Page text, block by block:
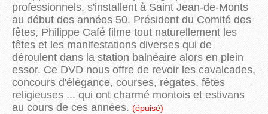
professionnels, s'installent à Saint Jean-de-Monts
au début des années 50. Président du Comité des
fêtes, Philippe Café filme tout naturellement les
fêtes et les manifestations diverses qui de
déroulent dans la station balnéaire alors en plein
essor. Ce DVD nous offre de revoir les cavalcades,
concours d'élégance, courses, régates, fêtes
religieuses ... qui ont charmé montois et estivans
au cours de ces années. (épuisé)